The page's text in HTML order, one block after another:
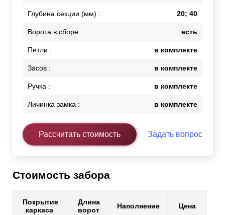
Глубина секции (мм) : 20; 40
Ворота в сборе : есть
Петли : в комплекте
Засов : в комплекте
Ручка : в комплекте
Личинка замка : в комплекте
Рассчитать стоимость Задать вопрос
Стоимость забора
Покрытие
каркаса
Длина
ворот
Наполнение Цена